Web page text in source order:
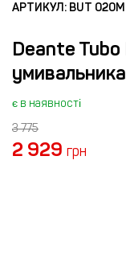
АРТИКУЛ: BUT 020M
Deante
умивальника
є в наявності
3 775
2 929 грн